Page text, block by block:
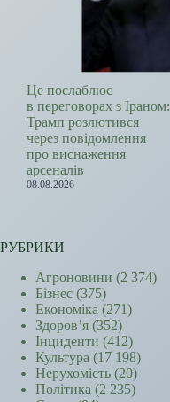
Це послаблює
в переговорах з Іраном:
Трамп розлютився
через повідомлення
про виснаження
арсеналів
08.08.2026
РУБРИКИ
Агроновини (2 374)
Бізнес (375)
Економіка (271)
Здоров’я (352)
Інциденти (412)
Культура (17 198)
Нерухомість (20)
Політика (2 235)